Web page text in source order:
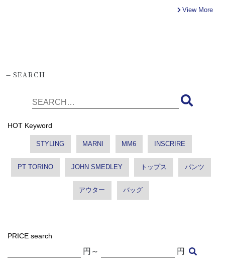
View More
-SEARCH
HOT Keyword
STYLING MARNI MM6 INSCRIRE
PT TORINO JOHN SMEDLEY トップス パンツ
アウター バッグ
PRICE search
円～ 円